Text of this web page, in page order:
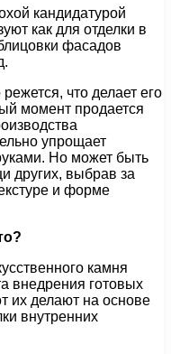
кандидатурой
как для отделки в
фасадов
что делает его
момент продается
упрощает
Но может быть
других, выбрав за
и форме
камня
внедрения готовых
их делают на основе
внутренних